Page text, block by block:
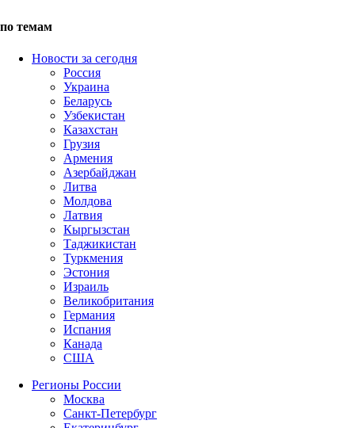
по темам
Новости за сегодня
Россия
Украина
Беларусь
Узбекистан
Казахстан
Грузия
Армения
Азербайджан
Литва
Молдова
Латвия
Кыргызстан
Таджикистан
Туркмения
Эстония
Израиль
Великобритания
Германия
Испания
Канада
США
Регионы России
Москва
Санкт-Петербург